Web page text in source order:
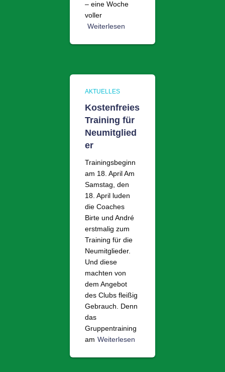
– eine Woche
voller
Weiterlesen
AKTUELLES
Kostenfreies
Training für
Neumitglied
er
Trainingsbeginn
am 18. April Am
Samstag, den
18. April luden
die Coaches
Birte und André
erstmalig zum
Training für die
Neumitglieder.
Und diese
machten von
dem Angebot
des Clubs fleißig
Gebrauch. Denn
das
Gruppentraining
am Weiterlesen